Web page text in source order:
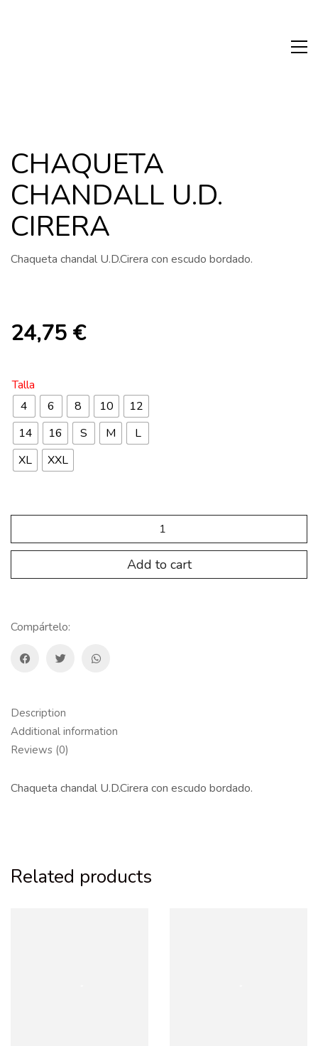
CHAQUETA
CHANDALL U.D.
CIRERA
Chaqueta chandal U.D.Cirera con escudo bordado.
24,75 €
Talla
4
6 8 10
12
14
16 S M
L
XL
XXL
U.D.
quantity
Add to cart
Compártelo:
Description
Additional information
Reviews (0)
Chaqueta chandal U.D.Cirera con escudo bordado.
Related products